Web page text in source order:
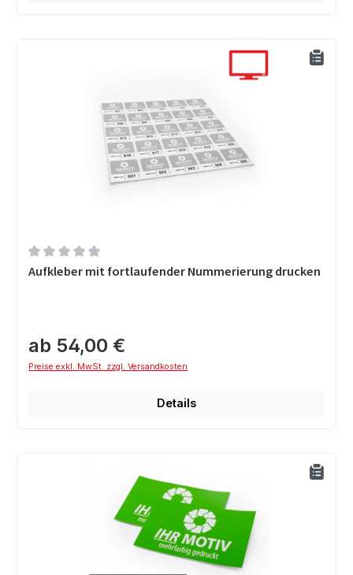
Durchschnittliche Bewertung von 0 von 5 Sternen
Aufkleber mit fortlaufender Nummerierung drucken
ab 54,00 €
Preise exkl. MwSt. zzgl. Versandkosten
Details